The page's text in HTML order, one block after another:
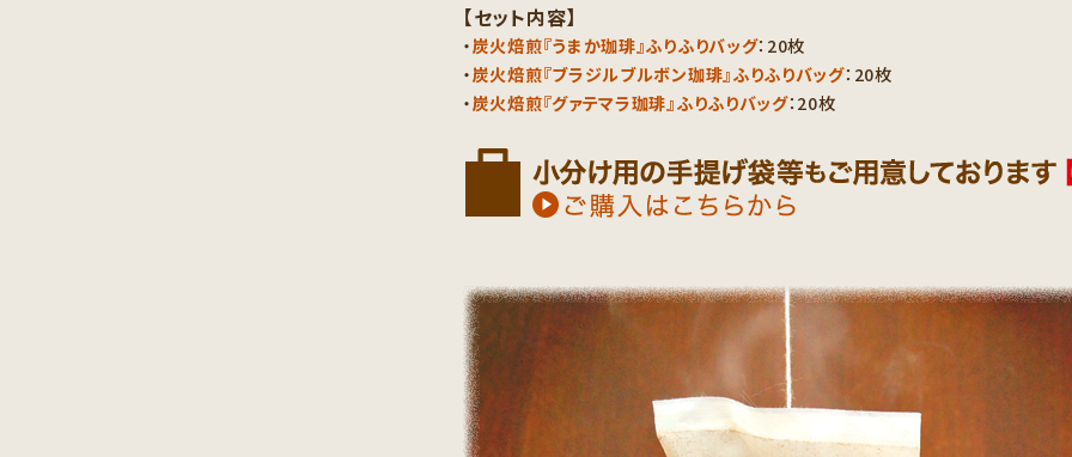
【セット内容】
・炭火焙煎『うまか珈琲』ふりふりバッグ：20枚
・炭火焙煎『ブラジルブルボン珈琲』ふりふりバッグ：20枚
・炭火焙煎『グァテマラ珈琲』ふりふりバッグ：20枚